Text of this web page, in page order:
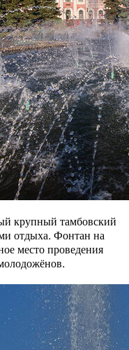
крупный тамбовский
отдыха. Фонтан на
место проведения